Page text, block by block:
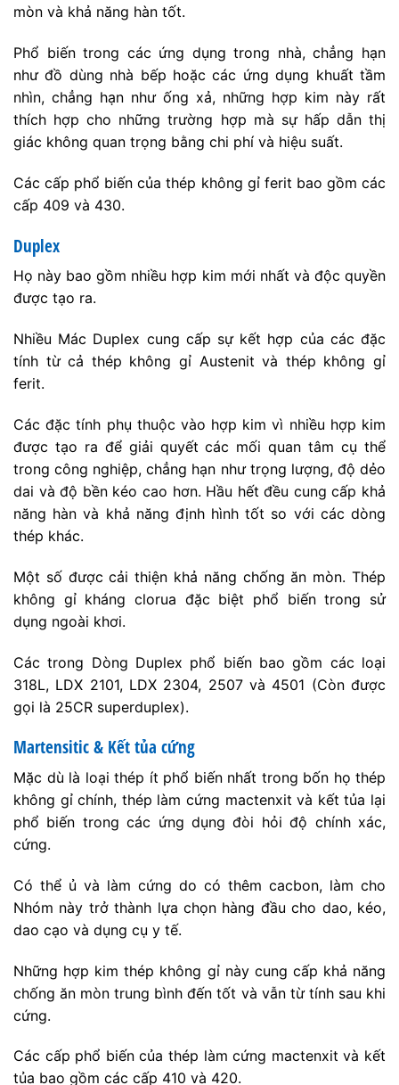
mòn và khả năng hàn tốt.
Phổ biến trong các ứng dụng trong nhà, chẳng hạn
như đồ dùng nhà bếp hoặc các ứng dụng khuất tầm
nhìn, chẳng hạn như ống xả, những hợp kim này rất
thích hợp cho những trường hợp mà sự hấp dẫn thị
giác không quan trọng bằng chi phí và hiệu suất.
Các cấp phổ biến của thép không gỉ ferit bao gồm các
cấp 409 và 430.
Duplex
Họ này bao gồm nhiều hợp kim mới nhất và độc quyền
được tạo ra.
Nhiều Mác Duplex cung cấp sự kết hợp của các đặc
tính từ cả thép không gỉ Austenit và thép không gỉ
ferit.
Các đặc tính phụ thuộc vào hợp kim vì nhiều hợp kim
được tạo ra để giải quyết các mối quan tâm cụ thể
trong công nghiệp, chẳng hạn như trọng lượng, độ dẻo
dai và độ bền kéo cao hơn. Hầu hết đều cung cấp khả
năng hàn và khả năng định hình tốt so với các dòng
thép khác.
Một số được cải thiện khả năng chống ăn mòn. Thép
không gỉ kháng clorua đặc biệt phổ biến trong sử
dụng ngoài khơi.
Các trong Dòng Duplex phổ biến bao gồm các loại
318L, LDX 2101, LDX 2304, 2507 và 4501 (Còn được
gọi là 25CR superduplex).
Martensitic & Kết tủa cứng
Mặc dù là loại thép ít phổ biến nhất trong bốn họ thép
không gỉ chính, thép làm cứng mactenxit và kết tủa lại
phổ biến trong các ứng dụng đòi hỏi độ chính xác,
cứng.
Có thể ủ và làm cứng do có thêm cacbon, làm cho
Nhóm này trở thành lựa chọn hàng đầu cho dao, kéo,
dao cạo và dụng cụ y tế.
Những hợp kim thép không gỉ này cung cấp khả năng
chống ăn mòn trung bình đến tốt và vẫn từ tính sau khi
cứng.
Các cấp phổ biến của thép làm cứng mactenxit và kết
tủa bao gồm các cấp 410 và 420.